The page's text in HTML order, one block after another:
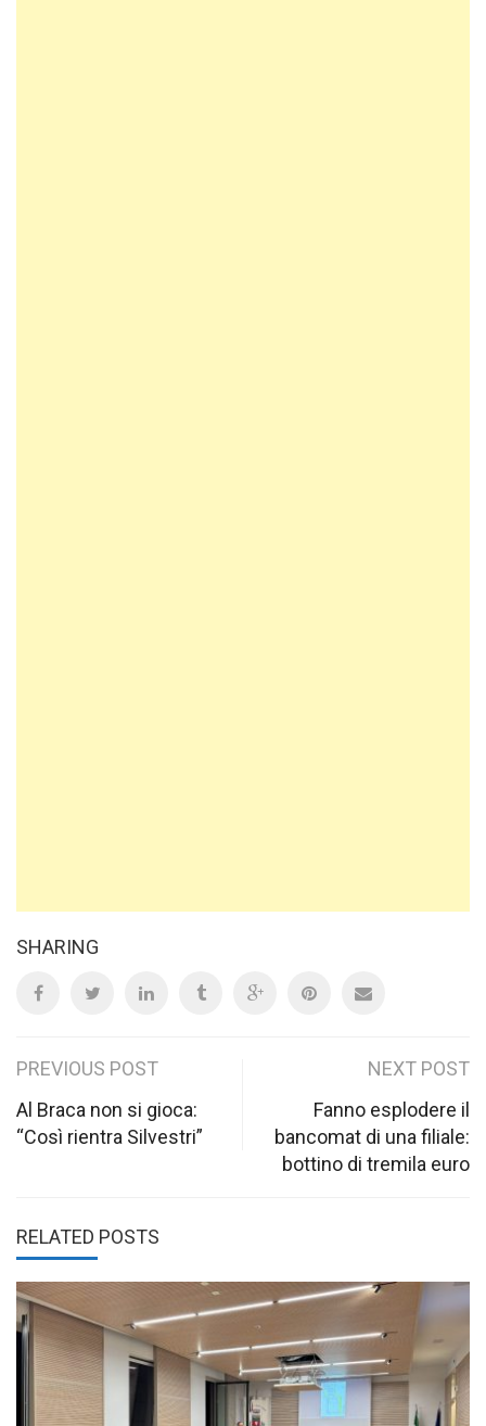
SHARING
Post
navigation
PREVIOUS POST
Al Braca non si gioca:
“Così rientra Silvestri”
NEXT POST
Fanno esplodere il
bancomat di una filiale:
bottino di tremila euro
RELATED POSTS